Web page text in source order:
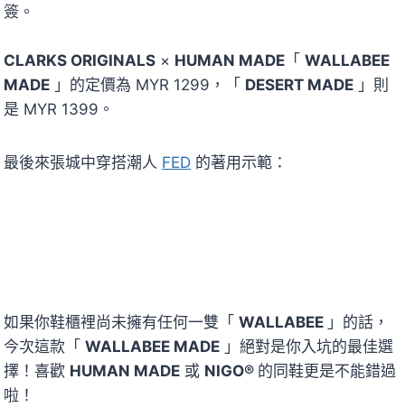
簽。
CLARKS ORIGINALS × HUMAN MADE 「 WALLABEE
MADE 」的定價為 MYR 1299，「 DESERT MADE 」則
是 MYR 1399。
最後來張城中穿搭潮人 FED 的著用示範：
如果你鞋櫃裡尚未擁有任何一雙「 WALLABEE 」的話，
今次這款「 WALLABEE MADE 」絕對是你入坑的最佳選
擇！喜歡 HUMAN MADE 或 NIGO® 的同鞋更是不能錯過
啦！